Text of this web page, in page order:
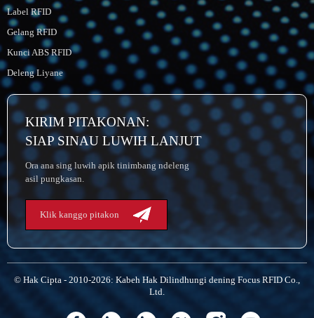
Label RFID
Gelang RFID
Kunci ABS RFID
Deleng Liyane
KIRIM PITAKONAN:
SIAP SINAU LUWIH LANJUT
Ora ana sing luwih apik tinimbang ndeleng
asil pungkasan.
Klik kanggo pitakon
© Hak Cipta - 2010-2026: Kabeh Hak Dilindhungi dening Focus RFID Co.,
Ltd.